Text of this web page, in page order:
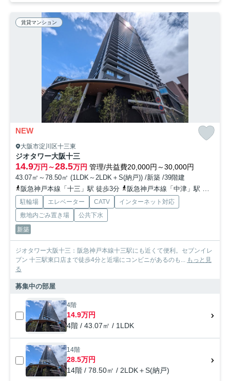
賃貸マンション
NEW
大阪市淀川区十三東
ジオタワー大阪十三
14.9万円～28.5万円 管理/共益費20,000円～30,000円
43.07㎡～78.50㎡ (1LDK～2LDK＋S(納戸)) /新築 /39階建
阪急神戸本線「十三」駅 徒歩3分
阪急神戸本線「中津」駅 徒歩19分
駐輪場 エレベーター CATV
インターネット対応
敷地内ごみ置き場
公共下水
新築
ジオタワー大阪十三：阪急神戸本線十三駅にも近くて便利。セブンイレ
ブン 十三駅東口店まで徒歩4分と近場にコンビニがあるのも... もっと見
る
募集中の部屋
4階
14.9万円
4階 / 43.07㎡ / 1LDK
14階
28.5万円
14階 / 78.50㎡ / 2LDK＋S(納戸)